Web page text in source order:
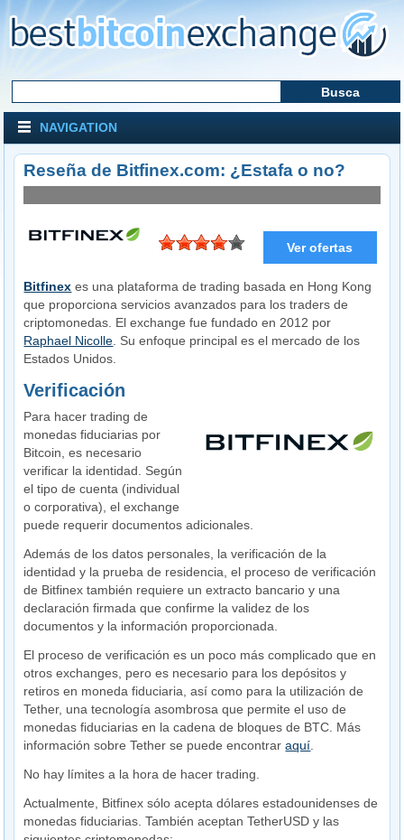
NAVIGATION
Reseña de Bitfinex.com: ¿Estafa o no?
Visitar la web
Ver ofertas
Bitfinex es una plataforma de trading basada en Hong Kong
que proporciona servicios avanzados para los traders de
criptomonedas. El exchange fue fundado en 2012 por
Raphael Nicolle . Su enfoque principal es el mercado de los
Estados Unidos.
Verificación
Para hacer trading de
monedas fiduciarias por
Bitcoin, es necesario
verificar la identidad. Según
el tipo de cuenta (individual
o corporativa), el exchange
puede requerir documentos adicionales.
Además de los datos personales, la verificación de la
identidad y la prueba de residencia, el proceso de verificación
de Bitfinex también requiere un extracto bancario y una
declaración firmada que confirme la validez de los
documentos y la información proporcionada.
El proceso de verificación es un poco más complicado que en
otros exchanges, pero es necesario para los depósitos y
retiros en moneda fiduciaria, así como para la utilización de
Tether, una tecnología asombrosa que permite el uso de
monedas fiduciarias en la cadena de bloques de BTC. Más
información sobre Tether se puede encontraraquí
No hay límites a la hora de hacer trading.
Actualmente, Bitfinex sólo acepta dólares estadounidenses de
monedas fiduciarias. También aceptan TetherUSD y las